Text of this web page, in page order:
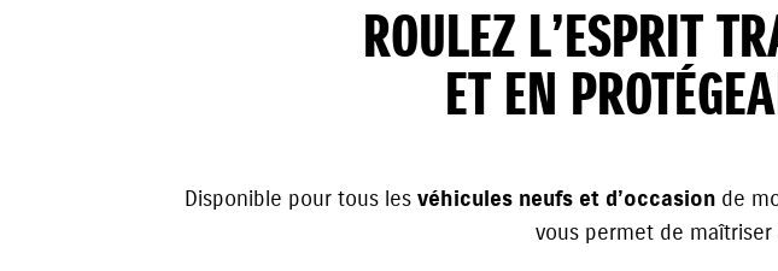
ROULEZ L’ESPRIT
ET EN
Disponible pour tous les véhicules neufs et d’occasion de
vous permet de